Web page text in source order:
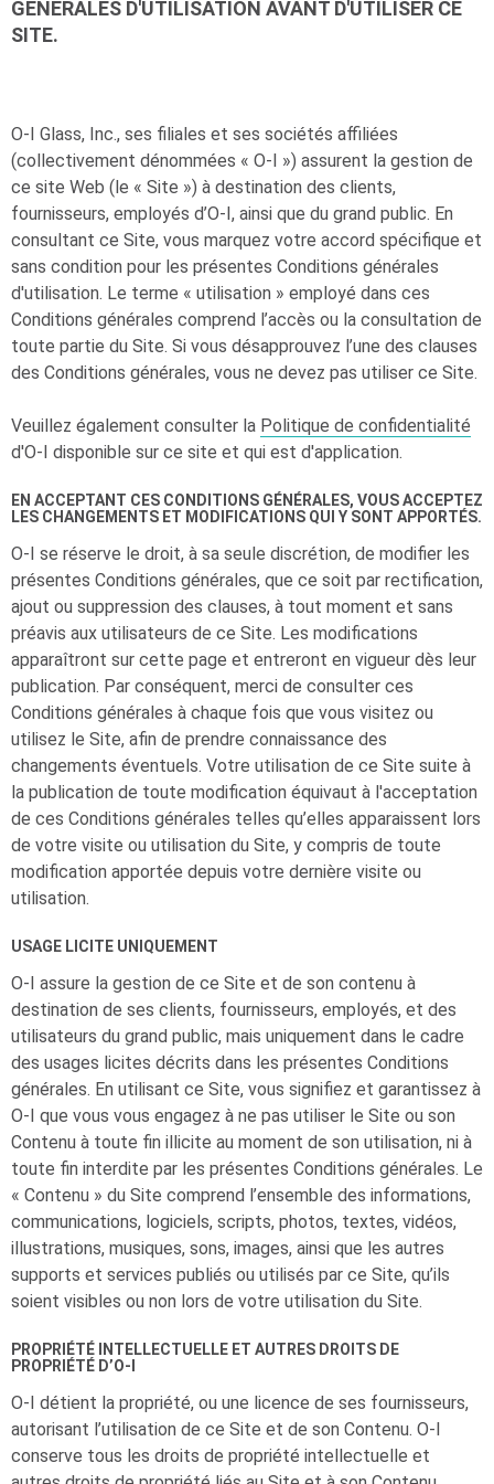
GÉNÉRALES D'UTILISATION AVANT D'UTILISER CE
SITE.
O-I Glass, Inc., ses filiales et ses sociétés affiliées
(collectivement dénommées « O-I ») assurent la gestion de
ce site Web (le « Site ») à destination des clients,
fournisseurs, employés d’O-I, ainsi que du grand public. En
consultant ce Site, vous marquez votre accord spécifique et
sans condition pour les présentes Conditions générales
d'utilisation. Le terme « utilisation » employé dans ces
Conditions générales comprend l’accès ou la consultation de
toute partie du Site. Si vous désapprouvez l’une des clauses
des Conditions générales, vous ne devez pas utiliser ce Site.
Veuillez également consulter la Politique de confidentialité
d'O-I disponible sur ce site et qui est d'application.
EN ACCEPTANT CES CONDITIONS GÉNÉRALES, VOUS ACCEPTEZ
LES CHANGEMENTS ET MODIFICATIONS QUI Y SONT APPORTÉS.
O-I se réserve le droit, à sa seule discrétion, de modifier les
présentes Conditions générales, que ce soit par rectification,
ajout ou suppression des clauses, à tout moment et sans
préavis aux utilisateurs de ce Site. Les modifications
apparaîtront sur cette page et entreront en vigueur dès leur
publication. Par conséquent, merci de consulter ces
Conditions générales à chaque fois que vous visitez ou
utilisez le Site, afin de prendre connaissance des
changements éventuels. Votre utilisation de ce Site suite à
la publication de toute modification équivaut à l'acceptation
de ces Conditions générales telles qu’elles apparaissent lors
de votre visite ou utilisation du Site, y compris de toute
modification apportée depuis votre dernière visite ou
utilisation.
USAGE LICITE UNIQUEMENT
O-I assure la gestion de ce Site et de son contenu à
destination de ses clients, fournisseurs, employés, et des
utilisateurs du grand public, mais uniquement dans le cadre
des usages licites décrits dans les présentes Conditions
générales. En utilisant ce Site, vous signifiez et garantissez à
O-I que vous vous engagez à ne pas utiliser le Site ou son
Contenu à toute fin illicite au moment de son utilisation, ni à
toute fin interdite par les présentes Conditions générales. Le
« Contenu » du Site comprend l’ensemble des informations,
communications, logiciels, scripts, photos, textes, vidéos,
illustrations, musiques, sons, images, ainsi que les autres
supports et services publiés ou utilisés par ce Site, qu’ils
soient visibles ou non lors de votre utilisation du Site.
PROPRIÉTÉ INTELLECTUELLE ET AUTRES DROITS DE
PROPRIÉTÉ D’O-I
O-I détient la propriété, ou une licence de ses fournisseurs,
autorisant l’utilisation de ce Site et de son Contenu. O-I
conserve tous les droits de propriété intellectuelle et